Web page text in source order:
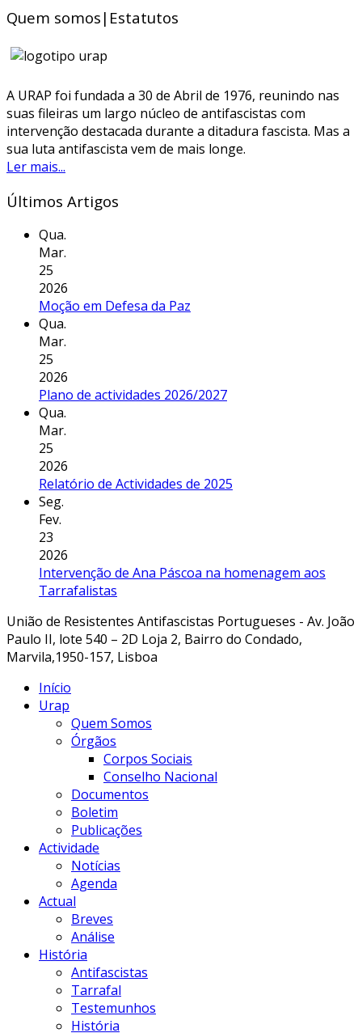
Quem somos|Estatutos
A URAP foi fundada a 30 de Abril de 1976, reunindo nas
suas fileiras um largo núcleo de antifascistas com
intervenção destacada durante a ditadura fascista. Mas a
sua luta antifascista vem de mais longe.
Ler mais...
Últimos Artigos
Qua.
Mar.
25
2026
Moção em Defesa da Paz
Qua.
Mar.
25
2026
Plano de actividades 2026/2027
Qua.
Mar.
25
2026
Relatório de Actividades de 2025
Seg.
Fev.
23
2026
Intervenção de Ana Páscoa na homenagem aos
Tarrafalistas
União de Resistentes Antifascistas Portugueses - Av. João
Paulo II, lote 540 – 2D Loja 2, Bairro do Condado,
Marvila,1950-157, Lisboa
Início
Urap
Quem Somos
Órgãos
Corpos Sociais
Conselho Nacional
Documentos
Boletim
Publicações
Actividade
Notícias
Agenda
Actual
Breves
Análise
História
Antifascistas
Tarrafal
Testemunhos
História